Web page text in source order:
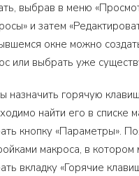
выбрав в меню
и затем
окне можно
или выбрать уже
назначить горячую
найти его в списке
кнопку «Параметры».
макроса, в
вкладку «Горячие